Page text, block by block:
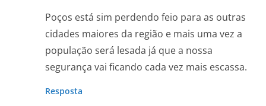
Poços está sim perdendo feio para as outras
cidades maiores da região e mais uma vez a
população será lesada já que a nossa
segurança vai ficando cada vez mais escassa.
Resposta